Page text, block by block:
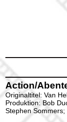
Action/
Originaltitel: Van
Produktion: Bob
Stephen Sommers;